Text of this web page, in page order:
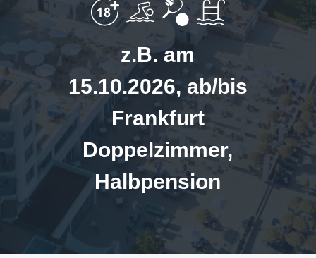
z.B. am
15.10.2026, ab/bis
Frankfurt
Doppelzimmer,
Halbpension